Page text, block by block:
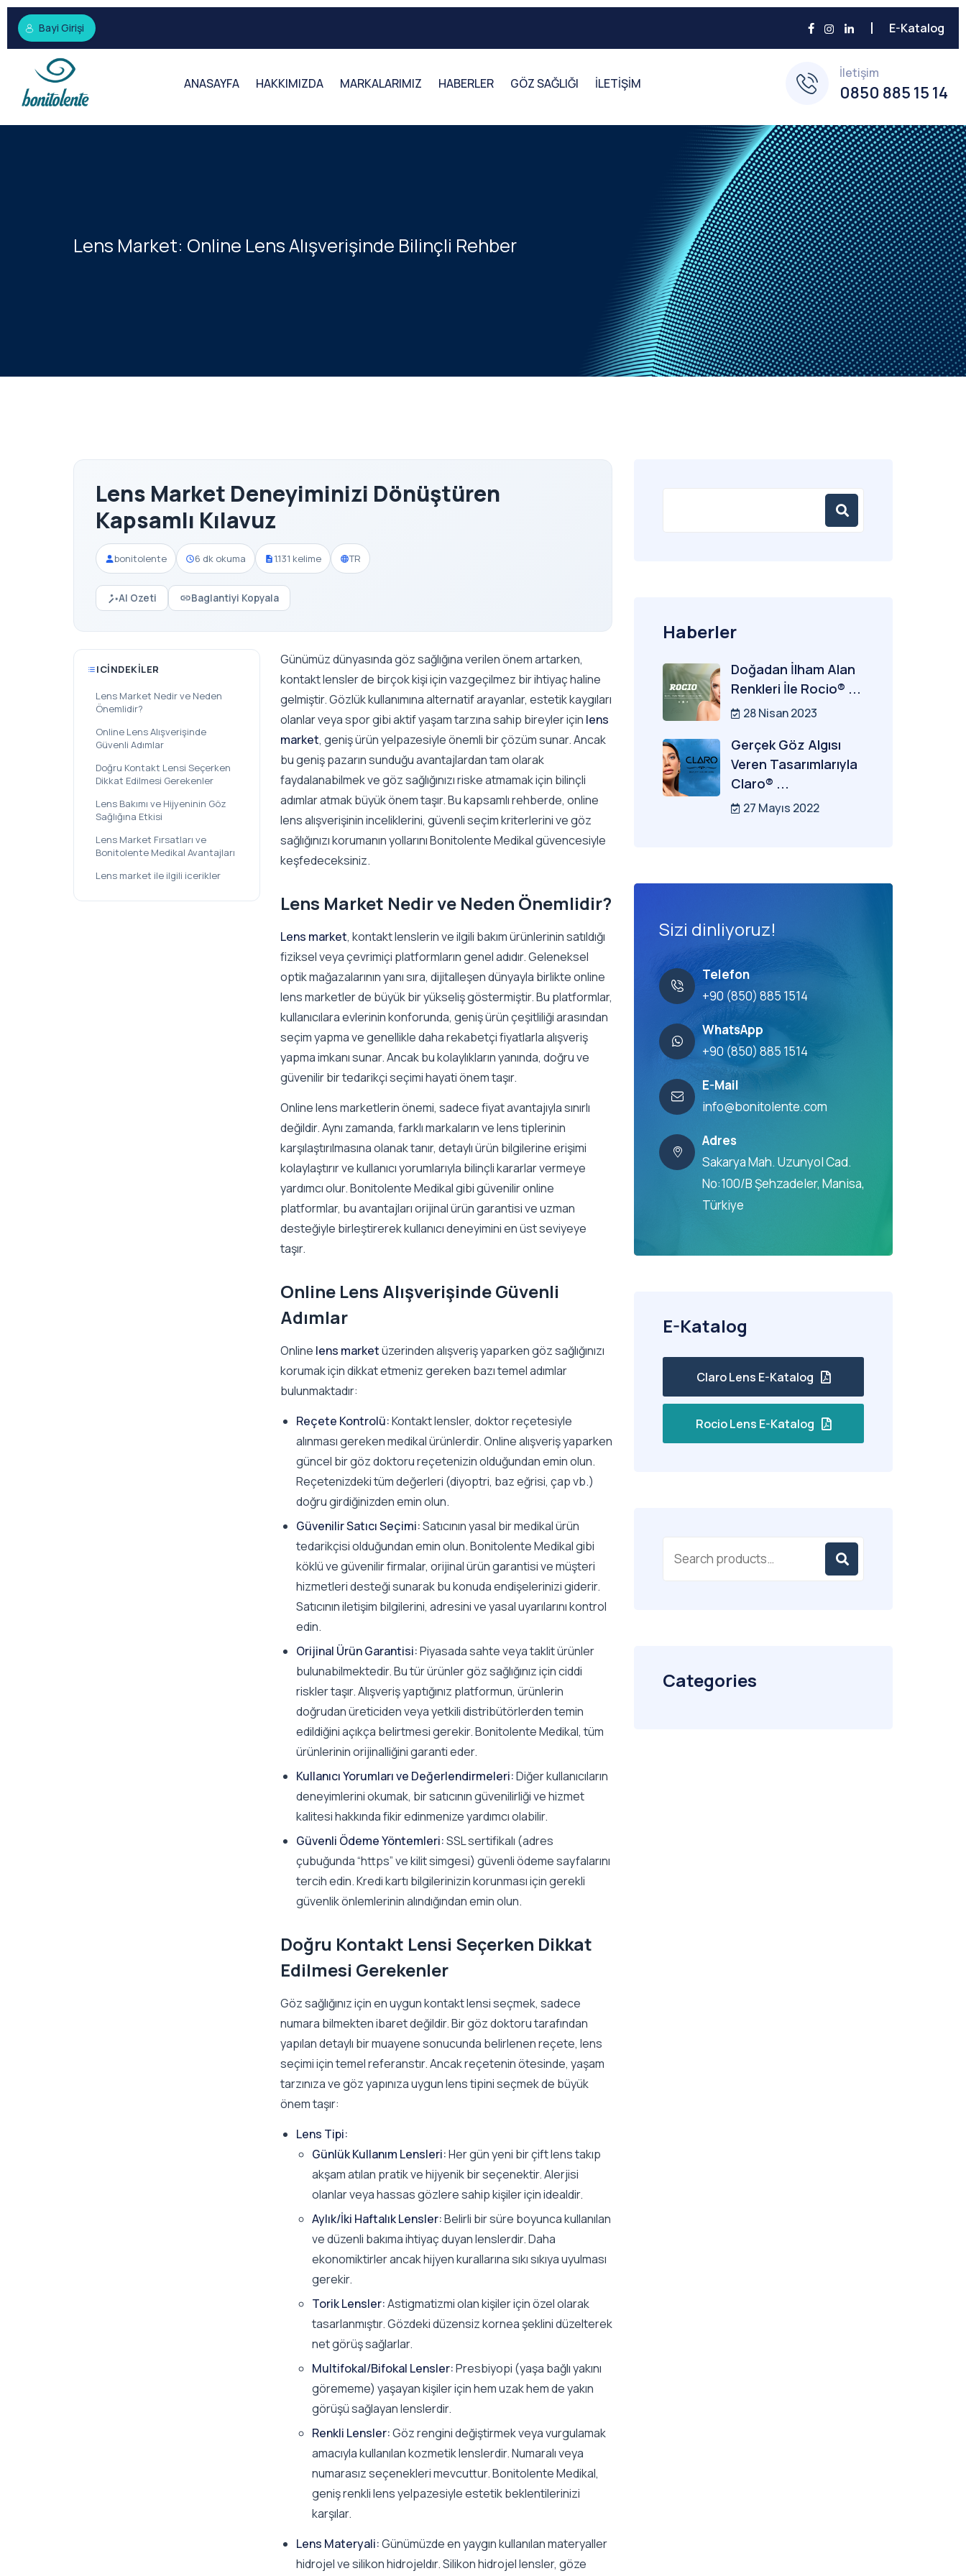
Bayi Girişi E-Katalog
ANASAYFA HAKKIMIZDA MARKALARIMIZ HABERLER GÖZ SAĞLIĞI İLETİŞİM
İletişim
0850 885 15 14
Lens Market: Online Lens Alışverişinde Bilinçli Rehber
Lens Market Deneyiminizi Dönüştüren
Kapsamlı Kılavuz
bonitolente 6 dk okuma 1.131 kelime TR
AI Ozeti Baglantiyi Kopyala
ICINDEKILER
Lens Market Nedir ve Neden
Önemlidir?
Online Lens Alışverişinde
Güvenli Adımlar
Doğru Kontakt Lensi Seçerken
Dikkat Edilmesi Gerekenler
Lens Bakımı ve Hijyeninin Göz
Sağlığına Etkisi
Lens Market Fırsatları ve
Bonitolente Medikal Avantajları
Lens market ile ilgili icerikler
Günümüz dünyasında göz sağlığına verilen önem artarken,
kontakt lensler de birçok kişi için vazgeçilmez bir ihtiyaç haline
gelmiştir. Gözlük kullanımına alternatif arayanlar, estetik kaygıları
olanlar veya spor gibi aktif yaşam tarzına sahip bireyler için lens
market, geniş ürün yelpazesiyle önemli bir çözüm sunar. Ancak
bu geniş pazarın sunduğu avantajlardan tam olarak
faydalanabilmek ve göz sağlığınızı riske atmamak için bilinçli
adımlar atmak büyük önem taşır. Bu kapsamlı rehberde, online
lens alışverişinin inceliklerini, güvenli seçim kriterlerini ve göz
sağlığınızı korumanın yollarını Bonitolente Medikal güvencesiyle
keşfedeceksiniz.
Lens Market Nedir ve Neden Önemlidir?
Lens market, kontakt lenslerin ve ilgili bakım ürünlerinin satıldığı
fiziksel veya çevrimiçi platformların genel adıdır. Geleneksel
optik mağazalarının yanı sıra, dijitalleşen dünyayla birlikte online
lens marketler de büyük bir yükseliş göstermiştir. Bu platformlar,
kullanıcılara evlerinin konforunda, geniş ürün çeşitliliği arasından
seçim yapma ve genellikle daha rekabetçi fiyatlarla alışveriş
yapma imkanı sunar. Ancak bu kolaylıkların yanında, doğru ve
güvenilir bir tedarikçi seçimi hayati önem taşır.
Online lens marketlerin önemi, sadece fiyat avantajıyla sınırlı
değildir. Aynı zamanda, farklı markaların ve lens tiplerinin
karşılaştırılmasına olanak tanır, detaylı ürün bilgilerine erişimi
kolaylaştırır ve kullanıcı yorumlarıyla bilinçli kararlar vermeye
yardımcı olur. Bonitolente Medikal gibi güvenilir online
platformlar, bu avantajları orijinal ürün garantisi ve uzman
desteğiyle birleştirerek kullanıcı deneyimini en üst seviyeye
taşır.
Online Lens Alışverişinde Güvenli
Adımlar
Online lens marketüzerinden alışveriş yaparken göz sağlığınızı
korumak için dikkat etmeniz gereken bazı temel adımlar
bulunmaktadır:
Reçete Kontrolü:Kontakt lensler, doktor reçetesiyle
alınması gereken medikal ürünlerdir. Online alışveriş yaparken
güncel bir göz doktoru reçetenizin olduğundan emin olun.
Reçetenizdeki tüm değerleri (diyoptri, baz eğrisi, çap vb.)
doğru girdiğinizden emin olun.
Güvenilir Satıcı Seçimi:Satıcının yasal bir medikal ürün
tedarikçisi olduğundan emin olun. Bonitolente Medikal gibi
köklü ve güvenilir firmalar, orijinal ürün garantisi ve müşteri
hizmetleri desteği sunarak bu konuda endişelerinizi giderir.
Satıcının iletişim bilgilerini, adresini ve yasal uyarılarını kontrol
edin.
Orijinal Ürün Garantisi:Piyasada sahte veya taklit ürünler
bulunabilmektedir. Bu tür ürünler göz sağlığınız için ciddi
riskler taşır. Alışveriş yaptığınız platformun, ürünlerin
doğrudan üreticiden veya yetkili distribütörlerden temin
edildiğini açıkça belirtmesi gerekir. Bonitolente Medikal, tüm
ürünlerinin orijinalliğini garanti eder.
Kullanıcı Yorumları ve Değerlendirmeleri:Diğer kullanıcıların
deneyimlerini okumak, bir satıcının güvenilirliği ve hizmet
kalitesi hakkında fikir edinmenize yardımcı olabilir.
Güvenli Ödeme Yöntemleri:SSL sertifikalı (adres
çubuğunda “https” ve kilit simgesi) güvenli ödeme sayfalarını
tercih edin. Kredi kartı bilgilerinizin korunması için gerekli
güvenlik önlemlerinin alındığından emin olun.
Doğru Kontakt Lensi Seçerken Dikkat
Edilmesi Gerekenler
Göz sağlığınız için en uygun kontakt lensi seçmek, sadece
numara bilmekten ibaret değildir. Bir göz doktoru tarafından
yapılan detaylı bir muayene sonucunda belirlenen reçete, lens
seçimi için temel referanstır. Ancak reçetenin ötesinde, yaşam
tarzınıza ve göz yapınıza uygun lens tipini seçmek de büyük
önem taşır:
Lens Tipi:
Günlük Kullanım Lensleri:Her gün yeni bir çift lens takıp
akşam atılan pratik ve hijyenik bir seçenektir. Alerjisi
olanlar veya hassas gözlere sahip kişiler için idealdir.
Aylık/İki Haftalık Lensler:Belirli bir süre boyunca kullanılan
ve düzenli bakıma ihtiyaç duyan lenslerdir. Daha
ekonomiktirler ancak hijyen kurallarına sıkı sıkıya uyulması
gerekir.
Torik Lensler:Astigmatizmi olan kişiler için özel olarak
tasarlanmıştır. Gözdeki düzensiz kornea şeklini düzelterek
net görüş sağlarlar.
Multifokal/Bifokal Lensler:Presbiyopi (yaşa bağlı yakını
görememe) yaşayan kişiler için hem uzak hem de yakın
görüşü sağlayan lenslerdir.
Renkli Lensler:Göz rengini değiştirmek veya vurgulamak
amacıyla kullanılan kozmetik lenslerdir. Numaralı veya
numarasız seçenekleri mevcuttur. Bonitolente Medikal,
geniş renkli lens yelpazesiyle estetik beklentilerinizi
karşılar.
Lens Materyali:Günümüzde en yaygın kullanılan materyaller
hidrojel ve silikon hidrojeldır. Silikon hidrojel lensler, göze
Haberler
Doğadan İlham Alan
Renkleri İle Rocio® ...
28 Nisan 2023
Gerçek Göz Algısı
Veren Tasarımlarıyla
Claro® ...
27 Mayıs 2022
Sizi dinliyoruz!
Telefon
+90 (850) 885 1514
WhatsApp
+90 (850) 885 1514
E-Mail
info@bonitolente.com
Adres
Sakarya Mah. Uzunyol Cad.
No:100/B Şehzadeler, Manisa,
Türkiye
E-Katalog
Claro Lens E-Katalog
Rocio Lens E-Katalog
Categories